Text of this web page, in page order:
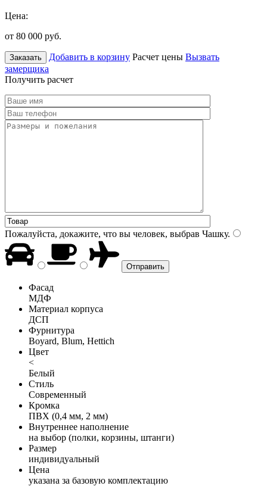
Цена:
от 80 000 руб.
Заказать Добавить в корзину Расчет цены Вызвать
замерщика
Получить расчет
Пожалуйста, докажите, что вы человек, выбрав Чашку.
Фасад
МДФ
Материал корпуса
ДСП
Фурнитура
Boyard, Blum, Hettich
Цвет
<
Белый
Стиль
Современный
Кромка
ПВХ (0,4 мм, 2 мм)
Внутреннее наполнение
на выбор (полки, корзины, штанги)
Размер
индивидуальный
Цена
указана за базовую комплектацию